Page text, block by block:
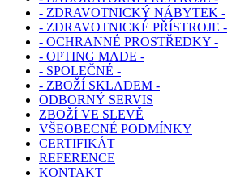
- ZDRAVOTNICKÝ NÁBYTEK -
- ZDRAVOTNICKÉ PŘÍSTROJE -
- OCHRANNÉ PROSTŘEDKY -
- OPTING MADE -
- SPOLEČNÉ -
- ZBOŽÍ SKLADEM -
ODBORNÝ SERVIS
ZBOŽÍ VE SLEVĚ
VŠEOBECNÉ PODMÍNKY
CERTIFIKÁT
REFERENCE
KONTAKT